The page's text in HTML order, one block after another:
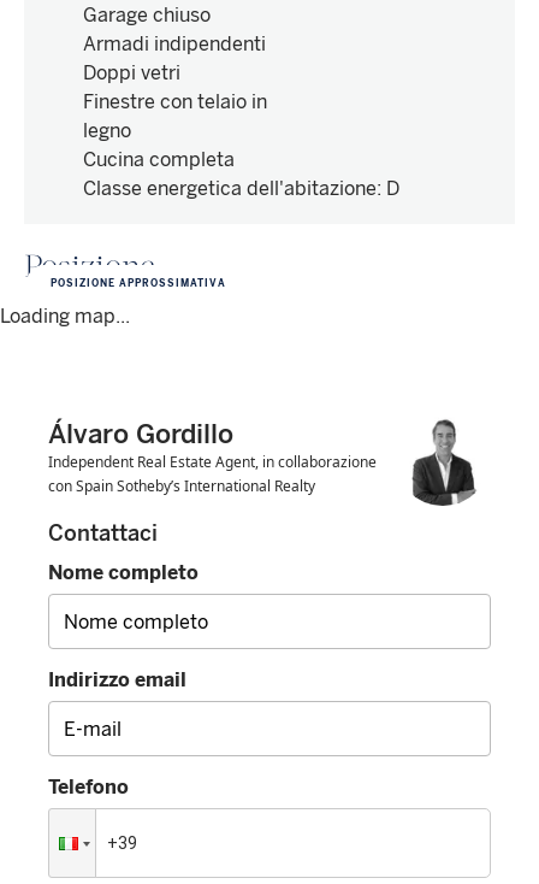
Garage chiuso
Armadi indipendenti
Doppi vetri
Finestre con telaio in
legno
Cucina completa
Classe energetica dell'abitazione: D
Posizione
Loading map...
POSIZIONE APPROSSIMATIVA
Álvaro Gordillo
Independent Real Estate Agent, in collaborazione
con Spain Sotheby’s International Realty
Contattaci
Nome completo
Indirizzo email
Telefono